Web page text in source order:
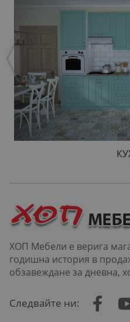
ХОП Мебели е верига
годишна история в продажбата на мебели, кухни,
обзавеждане за дневна,
Следвайте ни: